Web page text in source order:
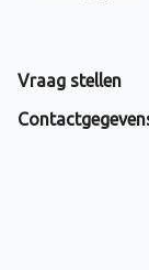
Vraag stellen